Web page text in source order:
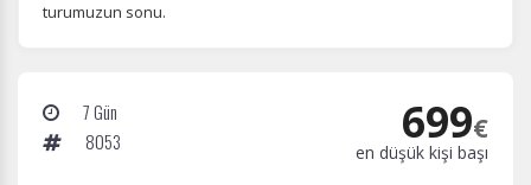
turumuzun sonu.
7 Gün
8053
699€
en düşük kişi başı